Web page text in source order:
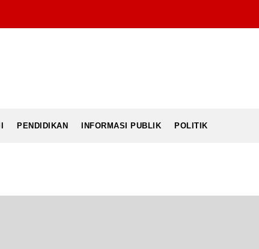
PENDIDIKAN INFORMASI PUBLIK POLITIK